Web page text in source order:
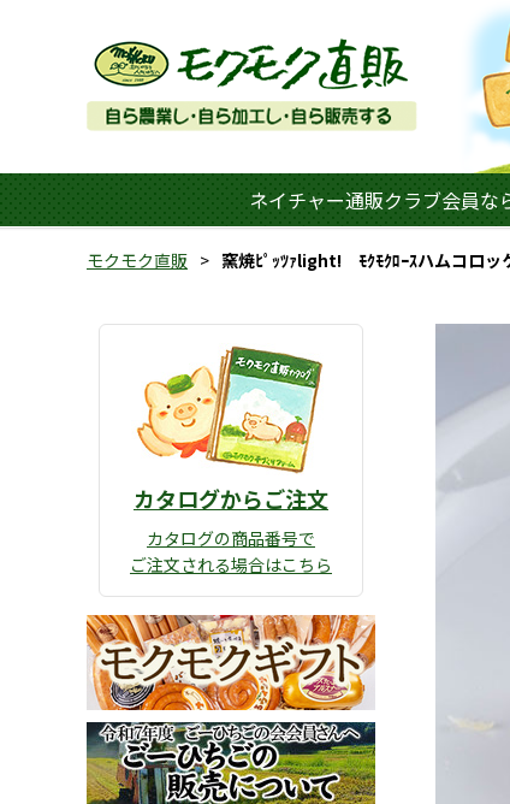
ネイチャー通販クラブ会員な
モクモク直販 窯焼ﾋﾟｯﾂｧlight! ﾓｸﾓｸﾛｰｽハムコロッ
カタログからご注文
カタログの商品番号で
ご注文される場合はこちら